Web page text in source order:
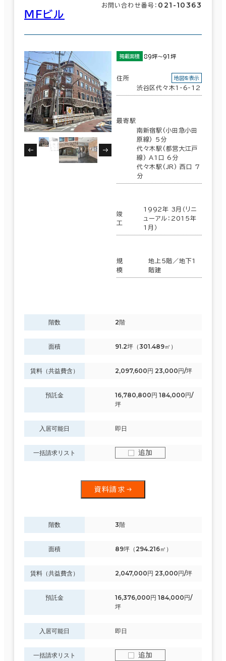
ＭＦビル
お問い合わせ番号： 021-10363
掲載面積 89坪～91坪
住所
渋谷区代々木1-6-12
地図を表示
最寄駅
南新宿駅(小田急小田
原線) 5分
代々木駅(都営大江戸
線) A1口 6分
代々木駅(JR) 西口 7
分
竣
工
1992年 3月（リニ
ューアル：2015年
1月）
規
模
地上5階／地下1
階建
階数 2階
面積 91.2坪（301.489㎡）
賃料（共益費含） 2,097,600円 23,000円/坪
預託金
16,780,800円 184,000円/
坪
入居可能日 即日
一括請求リスト 追加
資料請求
階数 3階
面積 89坪（294.216㎡）
賃料（共益費含） 2,047,000円 23,000円/坪
預託金
16,376,000円 184,000円/
坪
入居可能日 即日
一括請求リスト 追加